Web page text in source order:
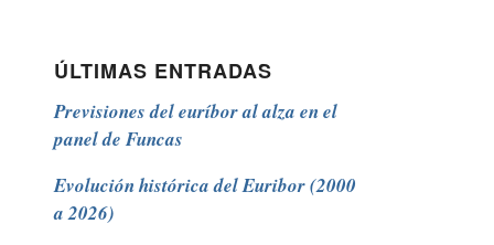
ÚLTIMAS ENTRADAS
Previsiones del euríbor al alza en el
panel de Funcas
Evolución histórica del Euribor (2000
a 2026)